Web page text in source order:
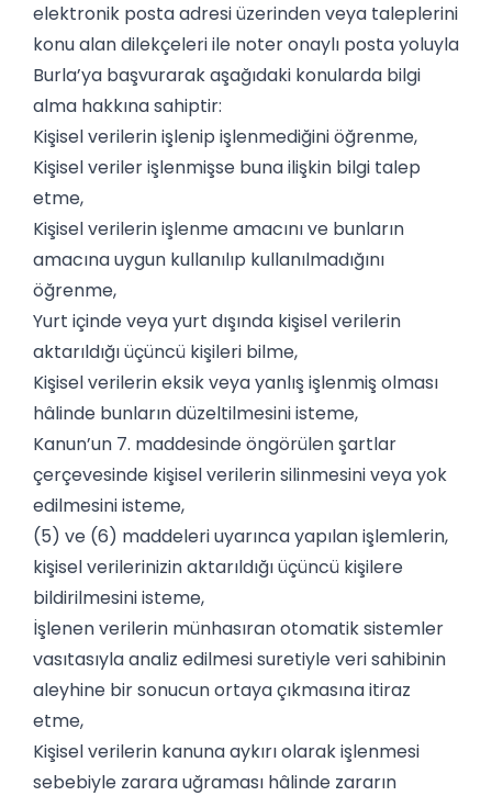
elektronik posta adresi üzerinden veya taleplerini
konu alan dilekçeleri ile noter onaylı posta yoluyla
Burla’ya başvurarak aşağıdaki konularda bilgi
alma hakkına sahiptir:
Kişisel verilerin işlenip işlenmediğini öğrenme,
Kişisel veriler işlenmişse buna ilişkin bilgi talep
etme,
Kişisel verilerin işlenme amacını ve bunların
amacına uygun kullanılıp kullanılmadığını
öğrenme,
Yurt içinde veya yurt dışında kişisel verilerin
aktarıldığı üçüncü kişileri bilme,
Kişisel verilerin eksik veya yanlış işlenmiş olması
hâlinde bunların düzeltilmesini isteme,
Kanun’un 7. maddesinde öngörülen şartlar
çerçevesinde kişisel verilerin silinmesini veya yok
edilmesini isteme,
(5) ve (6) maddeleri uyarınca yapılan işlemlerin,
kişisel verilerinizin aktarıldığı üçüncü kişilere
bildirilmesini isteme,
İşlenen verilerin münhasıran otomatik sistemler
vasıtasıyla analiz edilmesi suretiyle veri sahibinin
aleyhine bir sonucun ortaya çıkmasına itiraz
etme,
Kişisel verilerin kanuna aykırı olarak işlenmesi
sebebiyle zarara uğraması hâlinde zararın